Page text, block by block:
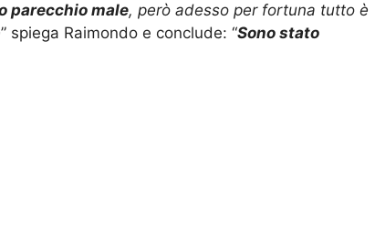
parecchio male, però adesso per fortuna tutto è
” spiega Raimondo e conclude: “Sono stato